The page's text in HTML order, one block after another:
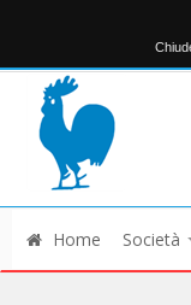
Home Società